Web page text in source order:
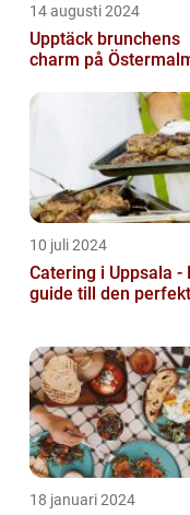
14 augusti 2024
Upptäck brunchens
charm på
10 juli 2024
Catering i Uppsala -
guide till den
18 januari 2024